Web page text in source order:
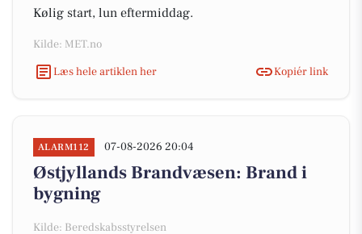
Kølig start, lun eftermiddag.
Kilde: MET.no
Læs hele artiklen her
Kopiér link
ALARM112 07-08-2026 20:04
Østjyllands Brandvæsen: Brand i
bygning
Kilde: Beredskabsstyrelsen